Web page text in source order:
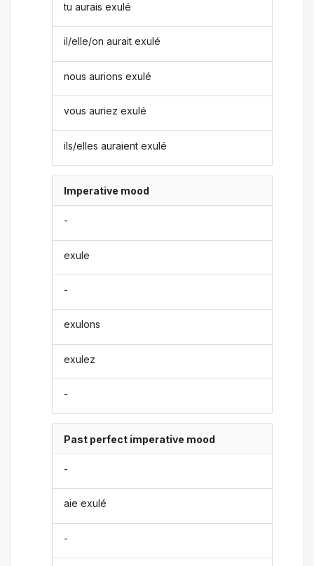
tu aurais exulé
il/elle/on aurait exulé
nous aurions exulé
vous auriez exulé
ils/elles auraient exulé
Imperative mood
-
exule
-
exulons
exulez
-
Past perfect imperative mood
-
aie exulé
-